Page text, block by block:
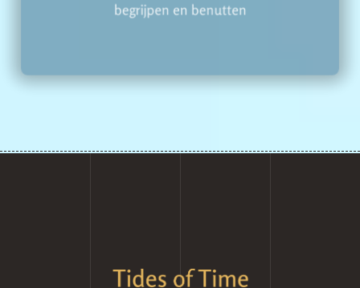
begrijpen en benutten